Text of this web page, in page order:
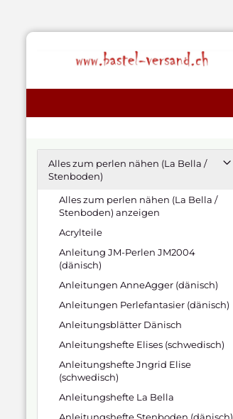
Alles zum perlen nähen (La Bella /
Stenboden)
Alles zum perlen nähen (La Bella /
Stenboden) anzeigen
Acrylteile
Anleitung JM-Perlen JM2004
(dänisch)
Anleitungen AnneAgger (dänisch)
Anleitungen Perlefantasier (dänisch)
Anleitungsblätter Dänisch
Anleitungshefte Elises (schwedisch)
Anleitungshefte Jngrid Elise
(schwedisch)
Anleitungshefte La Bella